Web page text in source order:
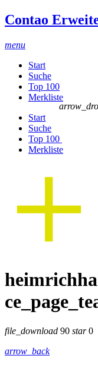
Contao
menu
Start
Suche
Top 100
Merkliste
Start
Suche
Top 100
Merkliste
file_download 90 star0
arrow_back